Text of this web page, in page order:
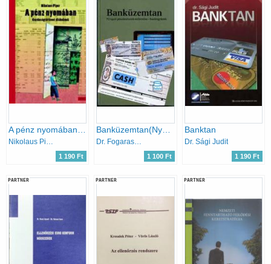
1 190 Ft 1 100 Ft
Banktan
Dr. Sági Judit
1 190 Ft
PARTNER PARTNER PARTNER